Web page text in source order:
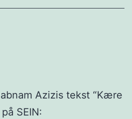
Azizis tekst “Kære
SEIN: